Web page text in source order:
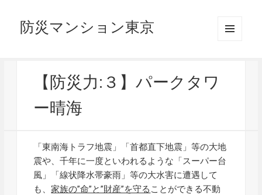
防災マンション東京
【防災力:３】パークタワ
ー晴海
「東南海トラフ地震」「首都直下地震」等の大地
震や、千年に一度といわれるような「スーパー台
風」「線状降水帯豪雨」等の大水害に遭遇して
も、家族の”命”と”財産”を守る ことができる不動